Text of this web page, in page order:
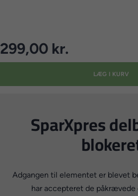
299,00 kr.
LÆG I KURV
SparXpres
Adgangen til elementet er blevet
har accepteret de påkrævede